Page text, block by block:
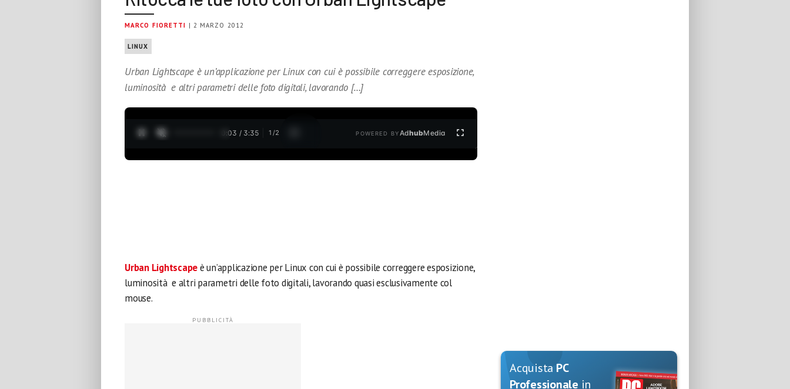
MARCO FIORETTI | 2 MARZO 2012
LINUX
Urban Lightscape è un’applicazione per Linux con cui è possibile correggere esposizione,
luminosità e altri parametri delle foto digitali, lavorando […]
0:04 / 3:35 1 /2 POWERED BYAdhubMedia
Urban Lightscapeè un’applicazione per Linux con cui è possibile correggere esposizione,
luminosità e altri parametri delle foto digitali, lavorando quasi esclusivamente col
mouse.
Acquista PC
Professionale in